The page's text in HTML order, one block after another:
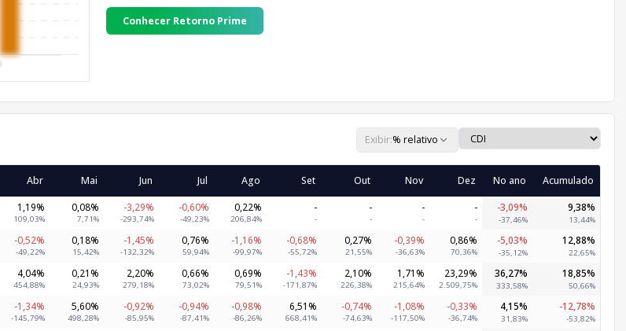
Conhecer Retorno Prime
Exibir:% relativo
Abr Mai Jun Jul Ago Set Out Nov Dez No ano
Acumulado
1,19%
109,03%
0,08%
7,71%
-3,29%
-293,74%
-0,60%
-49,23%
0,22%
206,84%
-
-
-
-
-
-
-
-
-3,09%
-37,46%
9,38%
13,44%
-0,52%
-49,22%
0,18%
15,42%
-1,45%
-132,32%
0,76%
59,94%
-1,16%
-99,97%
-0,68%
-55,72%
0,27%
21,55%
-0,39%
-36,63%
0,86%
70,36%
-5,03%
-35,12%
12,88%
22,65%
4,04%
454,88%
0,21%
24,93%
2,20%
279,18%
0,66%
73,02%
0,69%
79,51%
-1,43%
-171,87%
2,10%
226,38%
1,71%
215,64%
23,29%
2.509,75%
36,27%
333,58%
18,85%
50,66%
-1,34%
-145,79%
5,60%
498,28%
-0,92%
-85,95%
-0,94%
-87,41%
-0,98%
-86,26%
6,51%
668,41%
-0,74%
-74,63%
-1,08%
-117,50%
-0,33%
-36,74%
4,15%
31,83%
-12,78%
-53,82%